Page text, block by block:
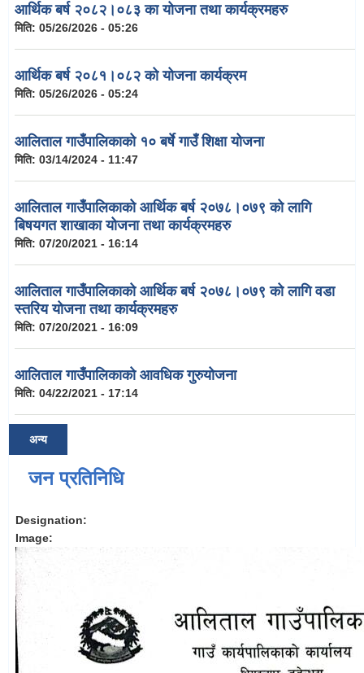
आर्थिक बर्ष २०८२।०८३ का योजना तथा कार्यक्रमहरु
मिति: 05/26/2026 - 05:26
आर्थिक बर्ष २०८१।०८२ को योजना कार्यक्रम
मिति: 05/26/2026 - 05:24
आलिताल गाउँपालिकाको १० बर्षे गाउँ शिक्षा योजना
मिति: 03/14/2024 - 11:47
आलिताल गाउँपालिकाको आर्थिक बर्ष २०७८।०७९ को लागि
बिषयगत शाखाका योजना तथा कार्यक्रमहरु
मिति: 07/20/2021 - 16:14
आलिताल गाउँपालिकाको आर्थिक बर्ष २०७८।०७९ को लागि वडा
स्तरिय योजना तथा कार्यक्रमहरु
मिति: 07/20/2021 - 16:09
आलिताल गाउँपालिकाको आवधिक गुरुयोजना
मिति: 04/22/2021 - 17:14
अन्य
जन प्रतिनिधि
Designation:
Image: